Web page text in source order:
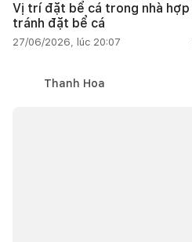
Vị trí đặt bể cá trong nhà
tránh đặt bể cá
27/06/2026, lúc 20:07
Thanh Hoa